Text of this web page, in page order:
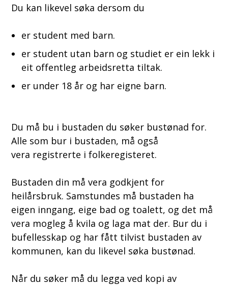
Du kan likevel søka dersom du
er student med barn.
er student utan barn og studiet er ein lekk i
eit offentleg arbeidsretta tiltak.
er under 18 år og har eigne barn.
Du må bu i bustaden du søker bustønad for.
Alle som bur i bustaden, må også
vera registrerte i folkeregisteret.
Bustaden din må vera godkjent for
heilårsbruk. Samstundes må bustaden ha
eigen inngang, eige bad og toalett, og det må
vera mogleg å kvila og laga mat der. Bur du i
bufellesskap og har fått tilvist bustaden av
kommunen, kan du likevel søka bustønad.
Når du søker må du legga ved kopi av